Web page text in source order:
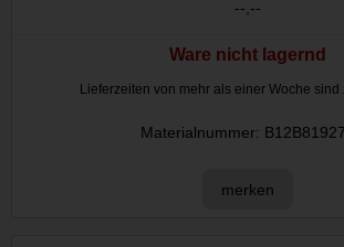
--,--
Materialnummer:
merken
Ware nicht lagernd
Lieferzeiten von mehr als einer Woche sind